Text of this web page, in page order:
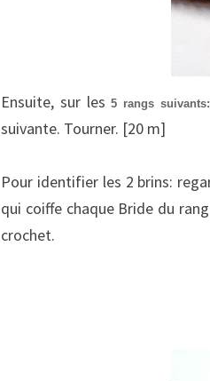
Ensuite, sur les5 rangs suivants:
suivante. Tourner. [20 m]
Pour identifier les 2 brins:
qui coiffe chaque Bride du
crochet.